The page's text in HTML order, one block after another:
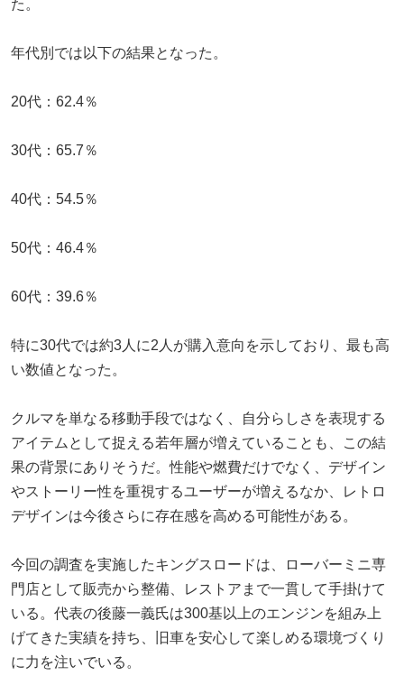
た。
年代別では以下の結果となった。
20代：62.4％
30代：65.7％
40代：54.5％
50代：46.4％
60代：39.6％
特に30代では約3人に2人が購入意向を示しており、最も高
い数値となった。
クルマを単なる移動手段ではなく、自分らしさを表現する
アイテムとして捉える若年層が増えていることも、この結
果の背景にありそうだ。性能や燃費だけでなく、デザイン
やストーリー性を重視するユーザーが増えるなか、レトロ
デザインは今後さらに存在感を高める可能性がある。
今回の調査を実施したキングスロードは、ローバーミニ専
門店として販売から整備、レストアまで一貫して手掛けて
いる。代表の後藤一義氏は300基以上のエンジンを組み上
げてきた実績を持ち、旧車を安心して楽しめる環境づくり
に力を注いでいる。